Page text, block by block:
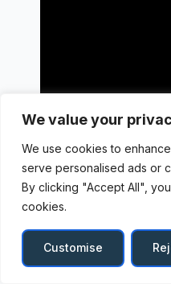
We value your
We use cookies to
serve personalised ads or
By clicking "Accept All",
cookies.
Customise
De la